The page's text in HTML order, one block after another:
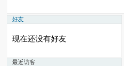
好友
现在还没有好友
最近访客